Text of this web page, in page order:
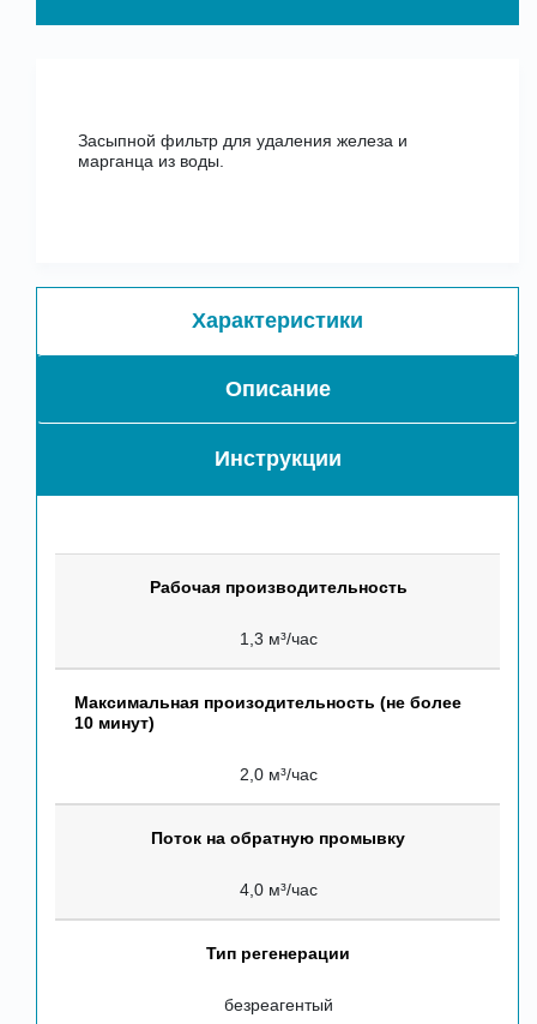
Засыпной фильтр для удаления железа и
марганца из воды.
Характеристики
Описание
Инструкции
Рабочая производительность
1,3 м³/час
Максимальная произодительность (не более
10 минут)
2,0 м³/час
Поток на обратную промывку
4,0 м³/час
Тип регенерации
безреагентый